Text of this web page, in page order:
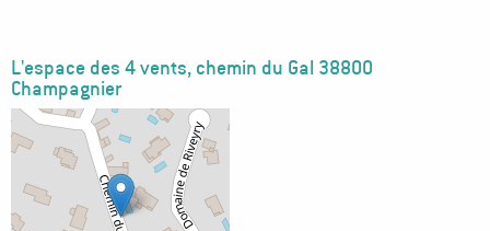
L'espace des 4 vents, chemin du Gal 38800
Champagnier